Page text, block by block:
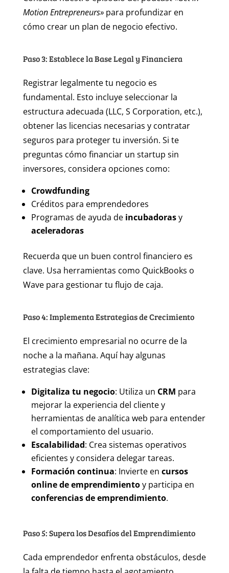
Motion Entrepreneurs»para profundizar en
cómo crear un plan de negocio efectivo.
Paso 3: Establece la Base Legal y Financiera
Registrar legalmente tu negocio es
fundamental. Esto incluye seleccionar la
estructura adecuada (LLC, S Corporation, etc.),
obtener las licencias necesarias y contratar
seguros para proteger tu inversión. Si te
preguntas cómo financiar un startup sin
inversores, considera opciones como:
Crowdfunding
Créditos para emprendedores
Programas de ayuda de incubadorasy
aceleradoras
Recuerda que un buen control financiero es
clave. Usa herramientas como QuickBooks o
Wave para gestionar tu flujo de caja.
Paso 4: Implementa Estrategias de Crecimiento
El crecimiento empresarial no ocurre de la
noche a la mañana. Aquí hay algunas
estrategias clave:
Digitaliza tu negocio: Utiliza un CRM para
mejorar la experiencia del cliente y
herramientas de analítica web para entender
el comportamiento del usuario.
Escalabilidad: Crea sistemas operativos
eficientes y considera delegar tareas.
Formación continua: Invierte en cursos
online de emprendimientoy participa en
conferencias de emprendimiento.
Paso 5: Supera los Desafíos del Emprendimiento
Cada emprendedor enfrenta obstáculos, desde